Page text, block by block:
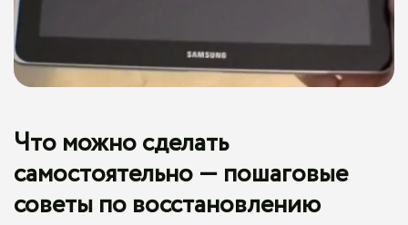
Что можно сделать
самостоятельно — пошаговые
советы по восстановлению